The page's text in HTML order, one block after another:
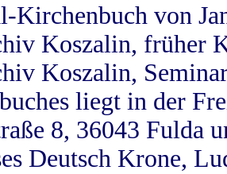
Kirchenbuch von
Koszalin, früher
Koszalin,
liegt in der
8, 36043 Fulda
Deutsch Krone,